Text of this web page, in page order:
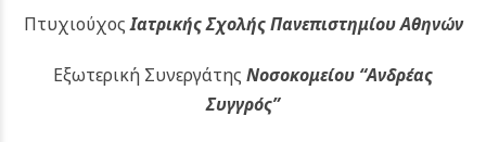
ΠτυχιούχοςΙατρικής Σχολής Πανεπιστημίου Αθηνών
Εξωτερική Συνεργάτης Νοσοκομείου “Ανδρέας
Συγγρός”